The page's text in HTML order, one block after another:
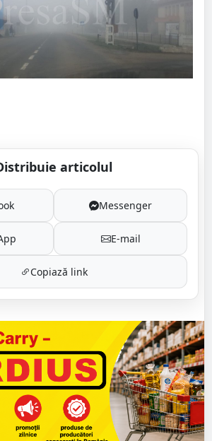
articolul
Messenger
E-mail
Copiază link